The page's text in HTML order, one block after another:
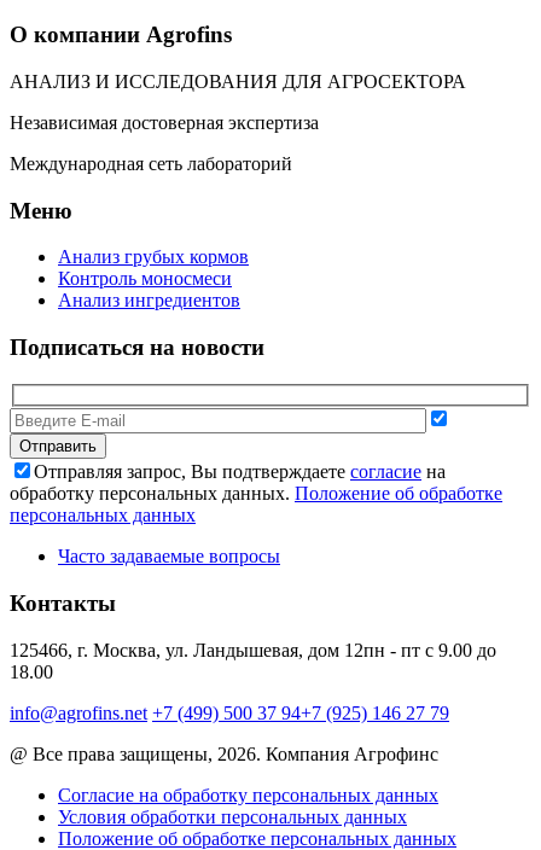
О компании Agrofins
АНАЛИЗ И ИССЛЕДОВАНИЯ ДЛЯ АГРОСЕКТОРА
Независимая достоверная экспертиза
Международная сеть лабораторий
Меню
Анализ грубых кормов
Контроль моносмеси
Анализ ингредиентов
Подписаться на новости
Отправляя запрос, Вы подтверждаете согласие на
обработку персональных данных. Положение об обработке
персональных данных
Часто задаваемые вопросы
Контакты
125466, г. Москва, ул. Ландышевая, дом 12пн - пт с 9.00 до
18.00
info@agrofins.net +7 (499) 500 37 94+7 (925) 146 27 79
@ Все права защищены, 2026. Компания Агрофинс
Согласие на обработку персональных данных
Условия обработки персональных данных
Положение об обработке персональных данных